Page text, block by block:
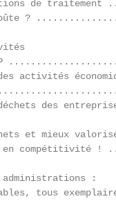
de traitement
?
activités
activités
des
et mieux
compétitivité !
:
tous